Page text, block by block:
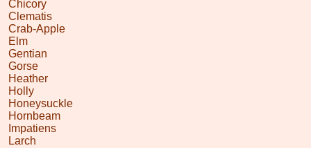
Chicory
Clematis
Crab-Apple
Elm
Gentian
Gorse
Heather
Holly
Honeysuckle
Hornbeam
Impatiens
Larch